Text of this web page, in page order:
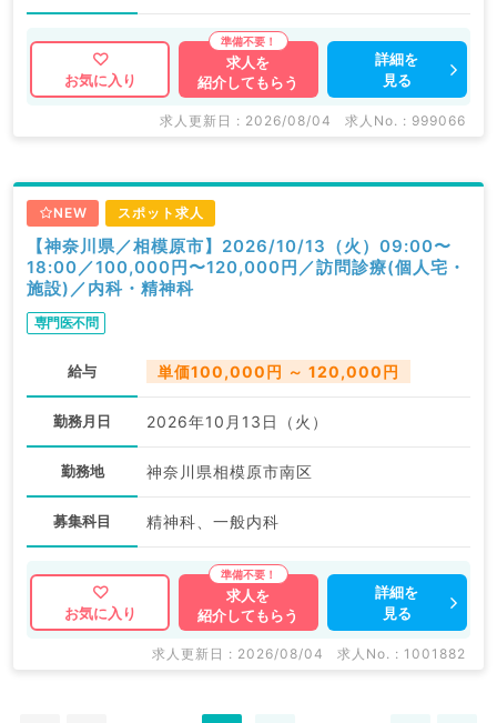
お気に入り
求人を
紹介してもらう
詳細を
見る
求人更新日 : 2026/08/04 求人No. : 999066
NEW スポット求人
【神奈川県／相模原市】2026/10/13（火）09:00〜
18:00／100,000円〜120,000円／訪問診療(個人宅・
施設)／内科・精神科
専門医不問
給与 単価100,000円 ～ 120,000円
勤務月日 2026年10月13日（火）
勤務地 神奈川県相模原市南区
募集科目 精神科、一般内科
お気に入り
求人を
紹介してもらう
詳細を
見る
求人更新日 : 2026/08/04 求人No. : 1001882